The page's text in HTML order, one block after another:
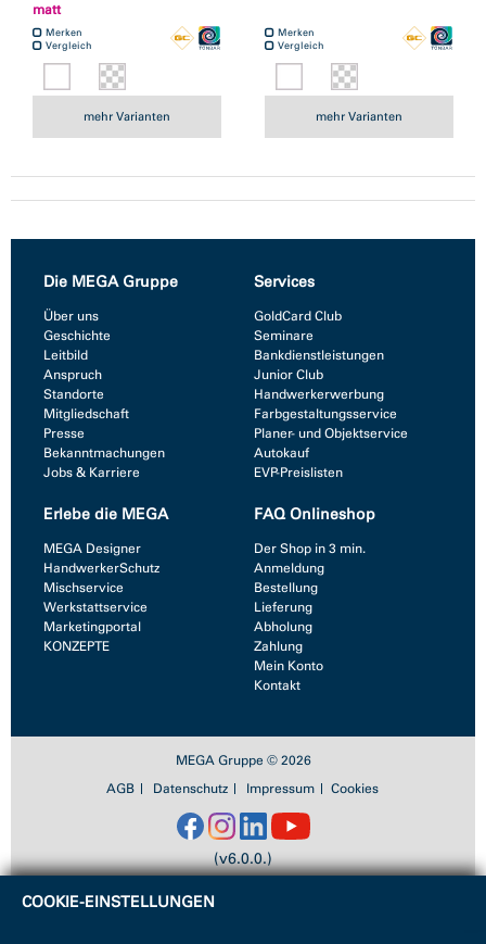
matt
Merken
Vergleich
mehr Varianten
Merken
Vergleich
mehr Varianten
Die MEGA Gruppe
Über uns
Geschichte
Leitbild
Anspruch
Standorte
Mitgliedschaft
Presse
Bekanntmachungen
Jobs & Karriere
Services
GoldCard Club
Seminare
Bankdienstleistungen
Junior Club
Handwerkerwerbung
Farbgestaltungsservice
Planer- und Objektservice
Autokauf
EVP-Preislisten
Erlebe die MEGA
MEGA Designer
HandwerkerSchutz
Mischservice
Werkstattservice
Marketingportal
KONZEPTE
FAQ Onlineshop
Der Shop in 3 min.
Anmeldung
Bestellung
Lieferung
Abholung
Zahlung
Mein Konto
Kontakt
MEGA Gruppe © 2026
AGB
Datenschutz Impressum Cookies
(v6.0.0.)
COOKIE-EINSTELLUNGEN